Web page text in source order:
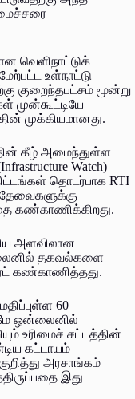
வெளிநாட்டுக்
உள்நாட்டு
குறைந்தபட்சம் மூன்று
முன்கூட்டியே
முக்கியமானது.
கீழ் அமைந்துள்ள
Watch)
தொடர்பாக RTI
கண்காணிக்கிறது.
அளவிலான
தகவல்களை
கண்காணித்தது.
60
ஒன்லைனில்
உரிமைச் சட்டத்தின்
கட்டாயம்
அரசாங்கம்
இது